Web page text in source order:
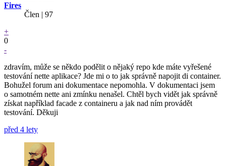
Fires
Člen | 97
+
0
-
zdravím, může se někdo podělit o nějaký repo kde máte vyřešené
testování nette aplikace? Jde mi o to jak správně napojit di container.
Bohužel forum ani dokumentace nepomohla. V dokumentaci jsem
o samotném nette ani zmínku nenašel. Chtěl bych vidět jak správně
získat například facade z containeru a jak nad ním provádět
testování. Děkuji
před 4 lety